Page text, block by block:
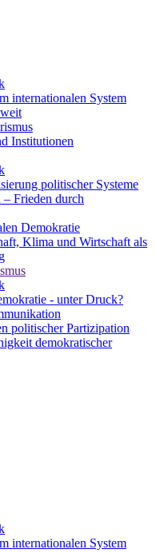
internationalen System
Institutionen
politischer Systeme
Frieden durch
Demokratie
Klima und Wirtschaft als
- unter Druck?
politischer Partizipation
demokratischer
internationalen System